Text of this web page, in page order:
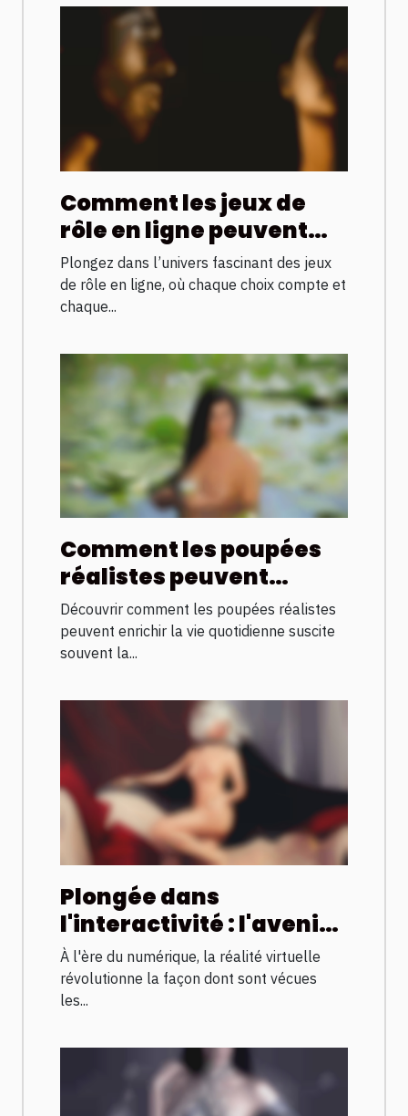
Comment les jeux de
rôle en ligne peuvent
renforcer vos
compétences
stratégiques ?
Plongez dans l’univers fascinant des jeux
de rôle en ligne, où chaque choix compte et
chaque...
Comment les poupées
réalistes peuvent
améliorer la qualité de
vie ?
Découvrir comment les poupées réalistes
peuvent enrichir la vie quotidienne suscite
souvent la...
Plongée dans
l'interactivité : l'avenir
des expériences
adultes en VR
À l'ère du numérique, la réalité virtuelle
révolutionne la façon dont sont vécues
les...